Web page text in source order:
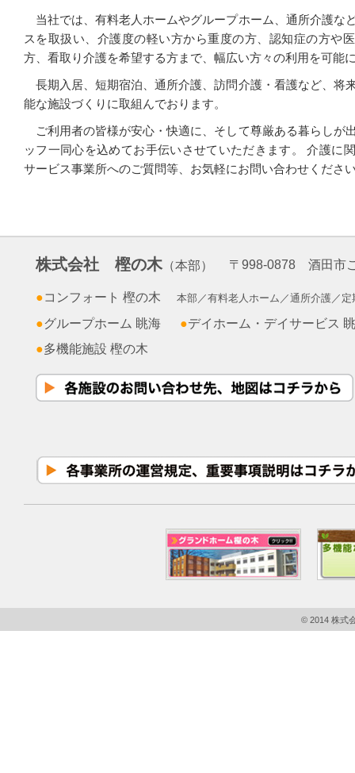
当社では、有料老人ホームやグループホーム、通所介護な
スを取扱い、介護度の軽い方から重度の方、認知症の方や
方、看取り介護を希望する方まで、幅広い方々の利用を可能
長期入居、短期宿泊、通所介護、訪問介護・看護など、将
能な施設づくりに取組んでおります。
ご利用者の皆様が安心・快適に、そして尊厳ある暮らしが
ッフ一同心を込めてお手伝いさせていただきます。 介護に
サービス事業所へのご質問等、お気軽にお問い合わせくださ
株式会社 樫の木 （本部） 〒998-0878 酒田市
●コンフォート 樫の木 本部／有料老人ホーム／通所介護／
●グループホーム 眺海 ●デイホーム・デイサービス
●多機能施設 樫の木
© 2014 株式